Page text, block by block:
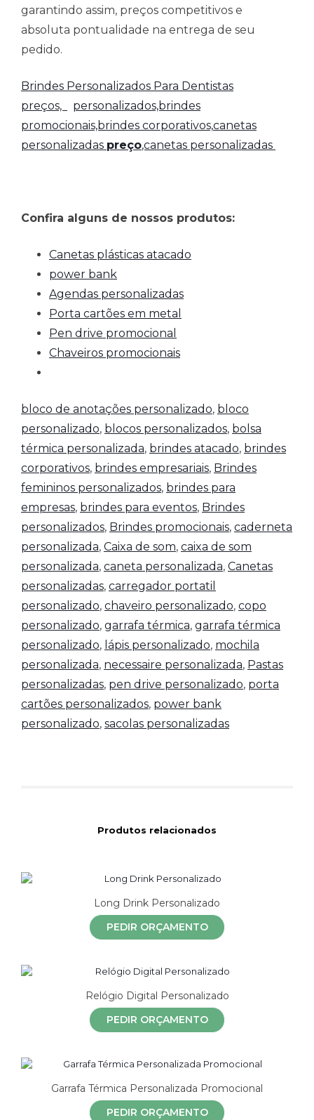
garantindo assim, preços competitivos e
absoluta pontualidade na entrega de seu
pedido.
Brindes Personalizados Para Dentistas
preços,
personalizados,brindes
promocionais,brindes corporativos,canetas
personalizadas preço,canetas personalizadas
Confira alguns de nossos produtos:
Canetas plásticas atacado
power bank
Agendas personalizadas
Porta cartões em metal
Pen drive promocional
Chaveiros promocionais
bloco de anotações personalizado, bloco
personalizado, blocos personalizados, bolsa
térmica personalizada, brindes atacado, brindes
corporativos, brindes empresariais, Brindes
femininos personalizados, brindes para
empresas, brindes para eventos, Brindes
personalizados, Brindes promocionais, caderneta
personalizada, Caixa de som, caixa de som
personalizada, caneta personalizada, Canetas
personalizadas, carregador portatil
personalizado, chaveiro personalizado, copo
personalizado, garrafa térmica, garrafa térmica
personalizado, lápis personalizado, mochila
personalizada, necessaire personalizada, Pastas
personalizadas, pen drive personalizado, porta
cartões personalizados, power bank
personalizado, sacolas personalizadas
Produtos relacionados
Long Drink Personalizado
PEDIR ORÇAMENTO
Relógio Digital Personalizado
PEDIR ORÇAMENTO
Garrafa Térmica Personalizada Promocional
PEDIR ORÇAMENTO